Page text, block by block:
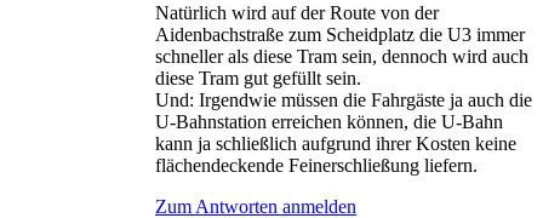
Natürlich wird auf der Route von der
Aidenbachstraße zum Scheidplatz die U3 immer
schneller als diese Tram sein, dennoch wird auch
diese Tram gut gefüllt sein.
Und: Irgendwie müssen die Fahrgäste ja auch die
U-Bahnstation erreichen können, die U-Bahn
kann ja schließlich aufgrund ihrer Kosten keine
flächendeckende Feinerschließung liefern.
Zum Antworten anmelden